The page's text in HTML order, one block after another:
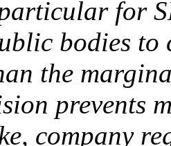
for
bodies to
the
prevents
company